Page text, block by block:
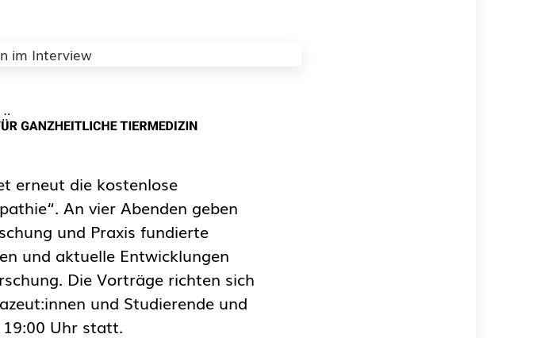
erneut die kostenlose
An vier Abenden geben
und Praxis fundierte
und aktuelle Entwicklungen
Die Vorträge richten sich
und Studierende und
Uhr statt.